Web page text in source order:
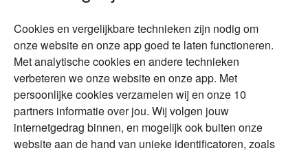
Duurzaam
Vermogensplanning
Tweede huis in
buitenland
DGA
Erfenis
Over Financial Focus
Specialisten
Financial Focus
magazine
The Exit Years
Contact
Cookies en vergelijkbare technieken zijn nodig om
onze website en onze app goed te laten functioneren.
Met analytische cookies en andere technieken
verbeteren we onze website en onze app. Met
persoonlijke cookies verzamelen wij en onze 10
partners informatie over jou. Wij volgen jouw
internetgedrag binnen, en mogelijk ook buiten onze
website aan de hand van unieke identificatoren, zoals